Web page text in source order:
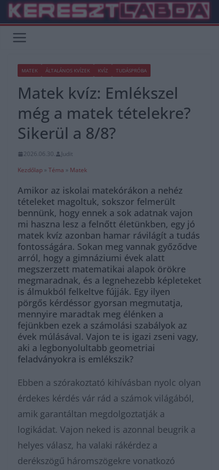
Skip
content
MATEK ÁLTALÁNOS KVÍZEK KVÍZ TUDÁSPRÓBA
Matek kvíz: Emlékszel
még a matek tételekre?
Sikerül a 8/8?
2026.06.30.
Judit
Kezdőlap » Téma » Matek
Amikor az iskolai matekórákon a nehéz
tételeket magoltuk, sokszor felmerült
bennünk, hogy ennek a sok adatnak vajon
mi haszna lesz a felnőtt életünkben, egy jó
matek kvíz azonban hamar rávilágít a tudás
fontosságára. Sokan meg vannak győződve
arról, hogy a gimnáziumi évek alatt
megszerzett matematikai alapok örökre
megmaradnak, és a legnehezebb képleteket
is álmukból felkeltve fújják. Egy ilyen
pörgős kérdéssor gyorsan megmutatja,
mennyire maradtak meg élénken a
fejünkben ezek a számolási szabályok az
évek múlásával. Vajon te is igazi zseni vagy,
aki a legbonyolultabb geometriai
feladványokra is emlékszik?
Ebben a szórakoztató kihívásban nyolc olyan
érdekes kérdés vár rád a számok világából,
amik garantáltan megdolgoztatják a
logikádat. Vajon neked is azonnal beugrik a
helyes válasz, ha valaki rákérdez a
derékszögű háromszögekre vonatkozó